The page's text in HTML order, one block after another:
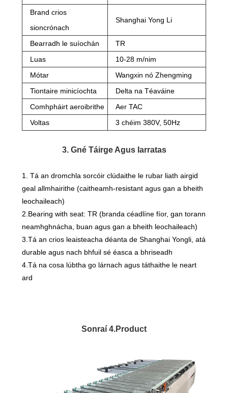
Brand crios
sioncrónach
Shanghai Yong Li
Bearradh le suíochán
TR
Luas
10-28 m/nim
Mótar
Wangxin nó Zhengming
Tiontaire minicíochta
Delta na Téaváine
Comhpháirt aeroibrithe
Aer TAC
Voltas
3 chéim 380V, 50Hz
3. Gné Táirge Agus Iarratas
1. Tá an dromchla sorcóir clúdaithe le rubar liath airgid
geal allmhairithe (caitheamh-resistant agus gan a bheith
leochaileach)
2.Bearing with seat: TR (branda céadlíne fíor, gan torann
neamhghnácha, buan agus gan a bheith leochaileach)
3.Tá an crios leaisteacha déanta de Shanghai Yongli, atá
durable agus nach bhfuil sé éasca a bhriseadh
4.Tá na cosa lúbtha go lárnach agus táthaithe le neart
ard
Sonraí 4.Product